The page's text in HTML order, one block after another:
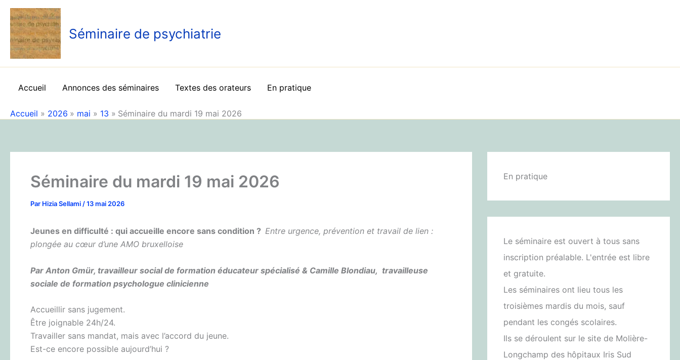
Aller
contenu
Séminaire de psychiatrie
Accueil Annonces des séminaires Textes des orateurs En pratique
Accueil 2026 mai 13 Séminaire du mardi 19 mai 2026
Séminaire du mardi 19 mai 2026
Par Hizia Sellami /13 mai 2026
Jeunes en difficulté : qui accueille encore sans condition ? Entre urgence, prévention et travail de lien :
plongée au cœur d’une AMO bruxelloise
Par Anton Gmür, travailleur social de formation éducateur spécialisé & Camille Blondiau, travailleuse
sociale de formation psychologue clinicienne
Accueillir sans jugement.
Être joignable 24h/24.
Travailler sans mandat, mais avec l’accord du jeune.
Est-ce encore possible aujourd’hui ?
En pratique
Le séminaire est ouvert à tous sans
inscription préalable. L'entrée est libre
et gratuite.
Les séminaires ont lieu tous les
troisièmes mardis du mois, sauf
pendant les congés scolaires.
Ils se déroulent sur le site de Molière-
Longchamp des hôpitaux Iris Sud